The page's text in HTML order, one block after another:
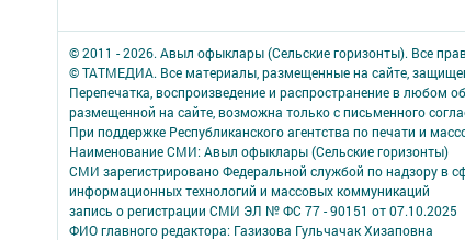
© 2011 - 2026. Авыл офыклары (Сельские горизонты). Все
© ТАТМЕДИА. Все материалы, размещенные на сайте,
Перепечатка, воспроизведение и распространение в любом
размещенной на сайте, возможна только с письменного
При поддержке Республиканского агентства по печати и
Наименование СМИ: Авыл офыклары (Сельские горизонты)
СМИ зарегистрировано Федеральной службой по надзору в
информационных технологий и массовых коммуникаций
запись о регистрации СМИ ЭЛ № ФС 77 - 90151 от 07.10.2025
ФИО главного редактора: Газизова Гульчачак Хизаповна